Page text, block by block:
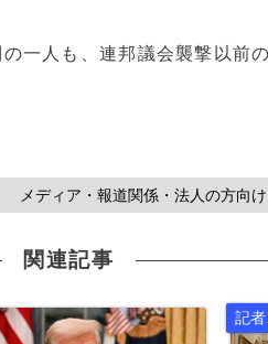
一人も、連邦議会襲撃以前
メディア・報道関係・法人の方向
関連記事